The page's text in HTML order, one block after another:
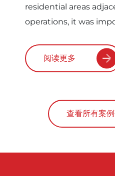
residential areas
operations, it was
阅读更多
查看所有案